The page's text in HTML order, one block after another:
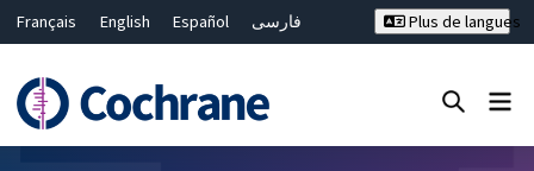
Français English Español
فارسی
Bahasa Malaysia
ไทย
繁體中文
简体中文
Plus de langues